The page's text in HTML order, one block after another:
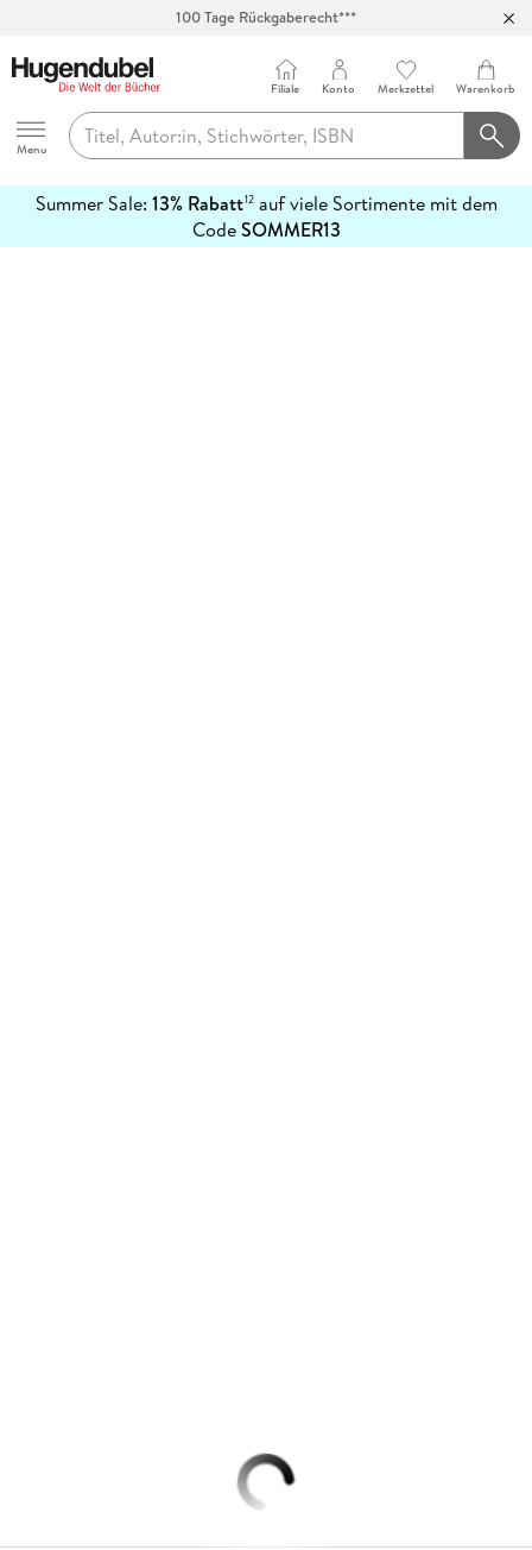
100 Tage Rückgaberecht***
Hugendubel
Menu
Filiale Konto Merkzettel Warenkorb
Summer Sale: 13% Rabatt12auf viele Sortimente mit dem
CodeSOMMER13
erfahren